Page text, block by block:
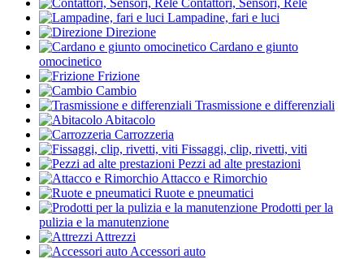
Contattori, Sensori, Relè
Lampadine, fari e luci
Direzione
Cardano e giunto
omocinetico
Frizione
Cambio
Trasmissione e differenziali
Abitacolo
Carrozzeria
Fissaggi, clip, rivetti, viti
Pezzi ad alte prestazioni
Attacco e Rimorchio
Ruote e pneumatici
Prodotti per la
pulizia e la manutenzione
Attrezzi
Accessori auto